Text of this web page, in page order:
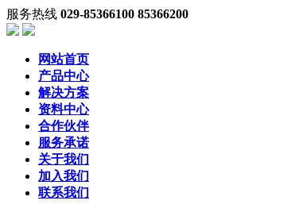
服务热线 029-85366100 85366200
网站首页
产品中心
解决方案
资料中心
合作伙伴
服务承诺
关于我们
加入我们
联系我们